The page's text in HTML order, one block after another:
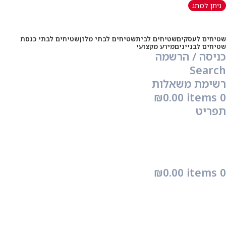
שטיחים לעסקיםשטיחים לביתשטיחים לבתי מלוןשטיחים לבתי כנסת
שטיחים לבנייניםמידע מקצועי
כניסה / הרשמה
Search
רשימת משאלות
0
items
₪0.00
תפריט
0
items
₪0.00
ניתן למתג